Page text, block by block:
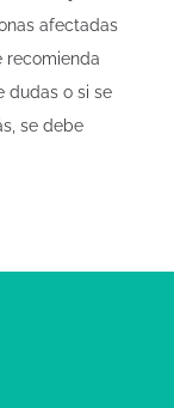
afectadas
recomienda
dudas o si se
se debe